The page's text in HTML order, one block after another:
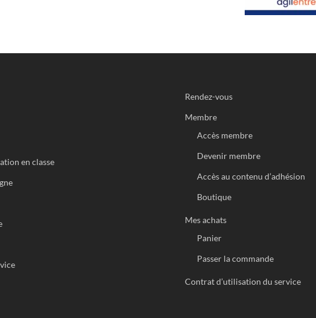
en classe
Rendez-vous
Membre
Accès membre
Devenir membre
Accès au contenu d’adhésion
Boutique
Mes achats
Panier
Passer la commande
Contrat d’utilisation du service